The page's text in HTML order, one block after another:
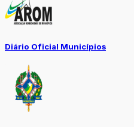
Diário Oficial Municípios